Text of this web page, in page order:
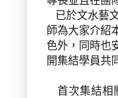
已於文水藝
師為大家介紹
色外，同時也
開集結學員共
首次集結相